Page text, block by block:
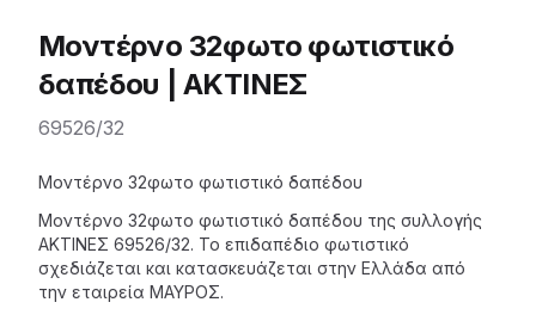
Μοντέρνο 32φωτο φωτιστικό
δαπέδου | ΑΚΤΙΝΕΣ
69526/32
Description
Μοντέρνο 32φωτο φωτιστικό δαπέδου
Μοντέρνο 32φωτο φωτιστικό δαπέδου της συλλογής
ΑΚΤΙΝΕΣ 69526/32. Το επιδαπέδιο φωτιστικό
σχεδιάζεται και κατασκευάζεται στην Ελλάδα από
την εταιρεία ΜΑΥΡΟΣ.